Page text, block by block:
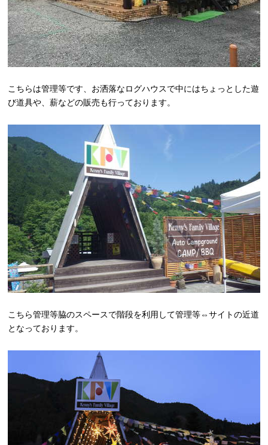
こちらは管理等です、お洒落なログハウスで中にはちょっとした遊
び道具や、薪などの販売も行っております。
こちら管理等脇のスペースで階段を利用して管理等⇔サイトの近道
となっております。